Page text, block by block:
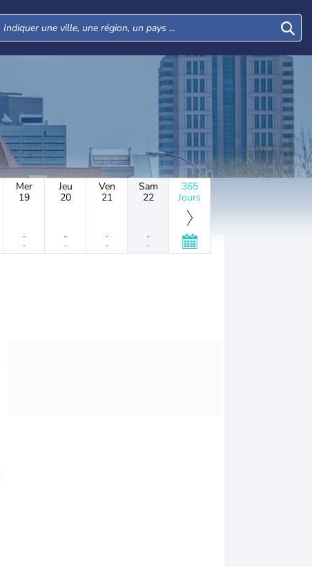
Mer
19
-
-
Jeu
20
-
-
Ven
21
-
-
Sam
22
-
-
365
Jours